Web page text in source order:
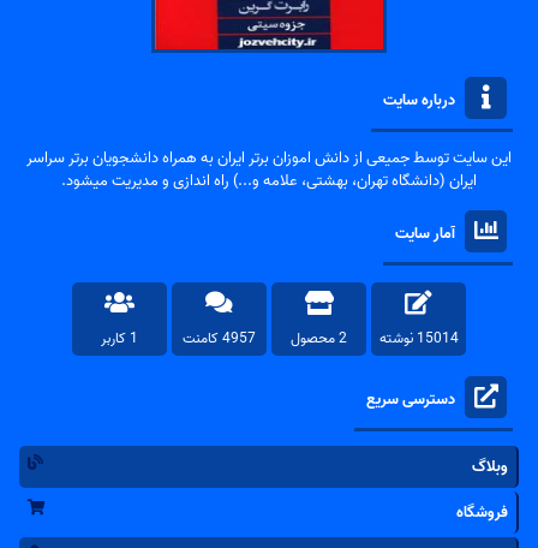
درباره سایت
این سایت توسط جمیعی از دانش اموزان برتر ایران به همراه دانشجویان برتر سراسر
ایران (دانشگاه تهران، بهشتی، علامه و...) راه اندازی و مدیریت میشود.
آمار سایت
15014 نوشته 2 محصول 4957 کامنت 1 کاربر
دسترسی سریع
وبلاگ
فروشگاه